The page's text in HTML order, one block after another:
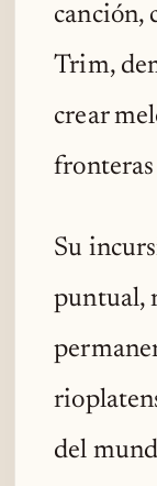
canción,
Trim,
crear
Su
puntual,
del